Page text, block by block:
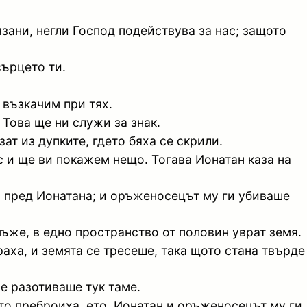
негли Господ подействува за нас; защото
ти.
при тях.
ще ни служи за знак.
из дупките, гдето бяха се скрили.
ще ви покажем нещо. Тогава Ионатан каза на
Ионатана; и оръженосецът му ги убиваше
в едно пространство от половин уврат земя.
и земята се тресеше, така щото стана твърде
разотиваше тук таме.